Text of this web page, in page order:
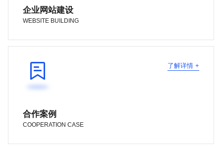
企业网站建设
WEBSITE BUILDING

合作案例
COOPERATION CASE
了解详情 +